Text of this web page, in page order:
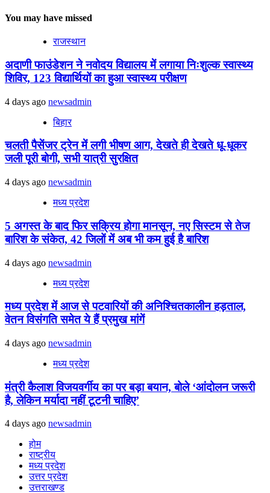
You may have missed
राजस्थान
अदाणी फाउंडेशन ने नवोदय विद्यालय में लगाया निःशुल्क स्वास्थ्य
शिविर, 123 विद्यार्थियों का हुआ स्वास्थ्य परीक्षण
4 days ago newsadmin
बिहार
चलती पैसेंजर ट्रेन में लगी भीषण आग, देखते ही देखते धू-धूकर
जली पूरी बोगी, सभी यात्री सुरक्षित
4 days ago newsadmin
मध्य प्रदेश
5 अगस्त के बाद फिर सक्रिय होगा मानसून, नए सिस्टम से तेज
बारिश के संकेत, 42 जिलों में अब भी कम हुई है बारिश
4 days ago newsadmin
मध्य प्रदेश
मध्य प्रदेश में आज से पटवारियों की अनिश्चितकालीन हड़ताल,
वेतन विसंगति समेत ये हैं प्रमुख मांगें
4 days ago newsadmin
मध्य प्रदेश
मंत्री कैलाश विजयवर्गीय का पर बड़ा बयान, बोले ‘आंदोलन जरूरी
है, लेकिन मर्यादा नहीं टूटनी चाहिए’
4 days ago newsadmin
होम
राष्ट्रीय
मध्य प्रदेश
उत्तर प्रदेश
उत्तराखण्ड